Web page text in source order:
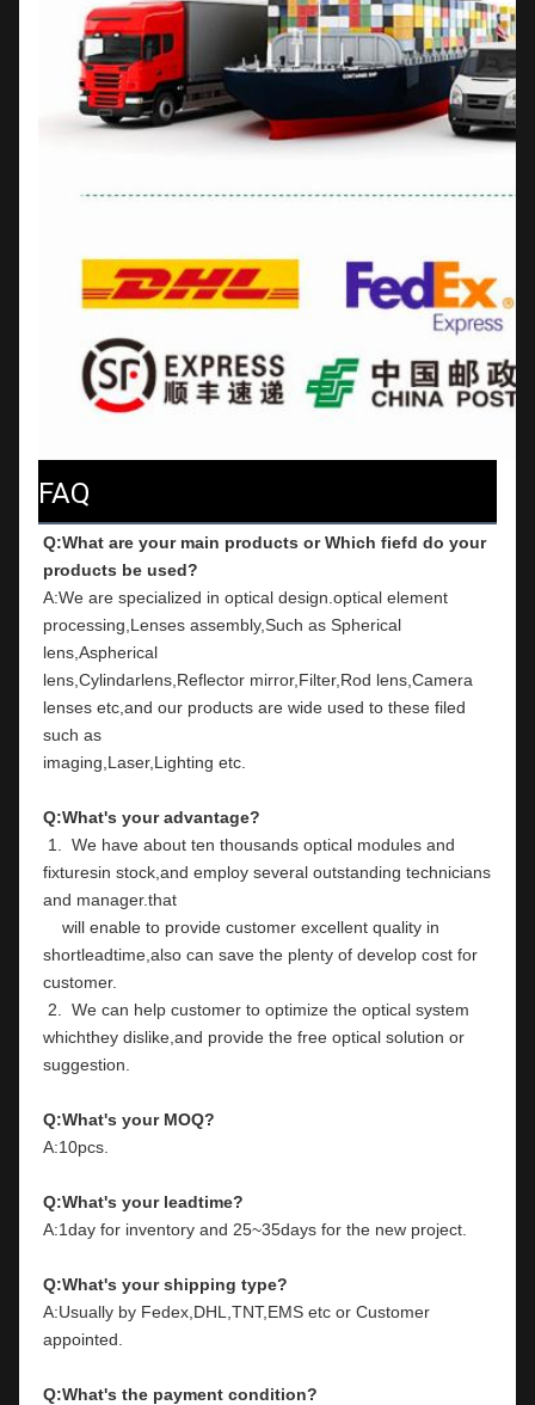
FAQ
Q:What are your main products or Which fiefd do your
products be used?
A:We are specialized in optical design.optical element
processing,Lenses assembly,Such as Spherical
lens,Aspherical
lens,Cylindarlens,Reflector mirror,Filter,Rod lens,Camera
lenses etc,and our products are wide used to these filed
such as
imaging,Laser,Lighting etc.
Q:What's your advantage?
fixturesin stock,and employ several outstanding technicians
and manager.that
shortleadtime,also can save the plenty of develop cost for
customer.
whichthey dislike,and provide the free optical solution or
suggestion.
Q:What's your MOQ?
A:10pcs.
Q:What's your leadtime?
A:1day for inventory and 25~35days for the new project.
Q:What's your shipping type?
A:Usually by Fedex,DHL,TNT,EMS etc or Customer
appointed.
Q:What's the payment condition?